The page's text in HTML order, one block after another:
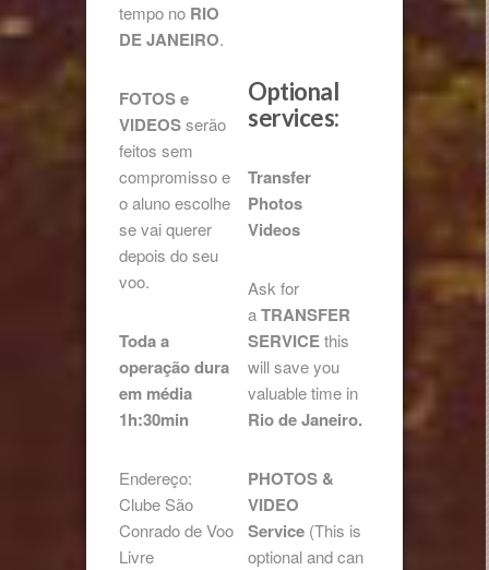
tempo no RIO
DE JANEIRO.
FOTOS e
VIDEOSserão
feitos sem
compromisso e
o aluno escolhe
se vai querer
depois do seu
voo.
Toda a
operação dura
em média
1h:30min
Endereço:
Clube São
Conrado de Voo
Livre
Optional
services:
Transfer
Photos
Videos
Ask for
aTRANSFER
SERVICEthis
will save you
valuable time in
Rio de Janeiro.
PHOTOS &
VIDEO
Service (This is
optional and can